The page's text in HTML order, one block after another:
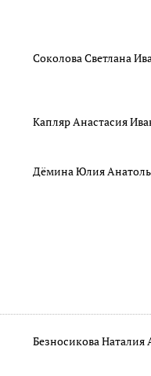
Соколова Светлана
Капляр Анастасия
Дёмина Юлия
Безносикова Наталия